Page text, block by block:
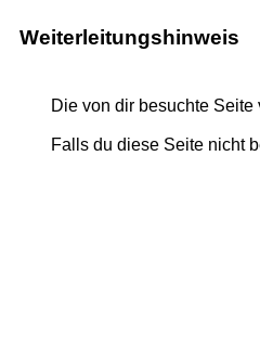
Weiterleitungshinweis
Die von dir besuchte Seite
Falls du diese Seite nicht